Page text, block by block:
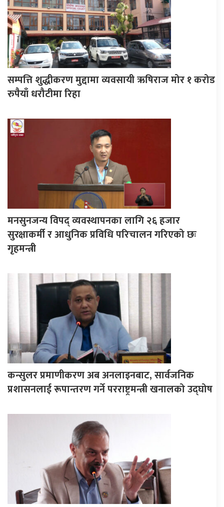
सम्पत्ति शुद्धीकरण मुद्दामा व्यवसायी ऋषिराज मोर १ करोड
रुपैयाँ धरौटीमा रिहा
मनसुनजन्य विपद् व्यवस्थापनका लागि २६ हजार
सुरक्षाकर्मी र आधुनिक प्रविधि परिचालन गरिएको छः
गृहमन्त्री
कन्सुलर प्रमाणीकरण अब अनलाइनबाट, सार्वजनिक
प्रशासनलाई रूपान्तरण गर्ने परराष्ट्रमन्त्री खनालको उद्घोष